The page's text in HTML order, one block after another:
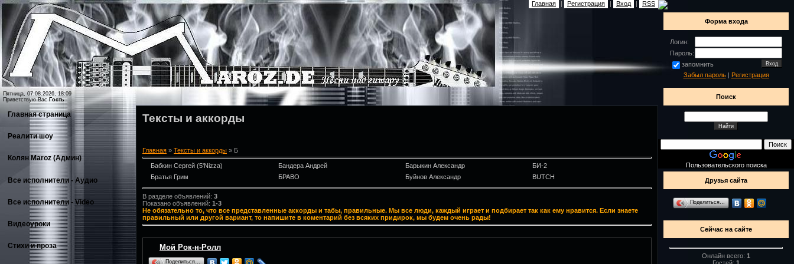
Главная | Регистрация | Вход | RSS
Пятница, 07.08.2026, 18:09
Приветствую Вас Гость
Главная страница
Реалити шоу
Колян Maroz (Админ)
Все исполнители - Аудио
Все исполнители - Video
Видеоуроки
Стихи и проза
Тексты и аккорды
Главная » Тексты и аккорды » Б
Бабкин Сергей (5'Nizza) Бандера Андрей Барыкин Александр
БИ-2
Братья Грим
БРАВО Буйнов Александр BUTCH
В разделе объявлений: 3
Показано объявлений: 1-3
Не обязательно то, что все представленные аккорды и табы, правильные. Мы все люди, каждый играет и подбирает так как ему нравится. Если знаете
правильный или другой вариант, то напишите в коментарий без всяких придирок, мы будем очень рады!
Мой Рок-н-Ролл
Поделиться…
Форма входа
Логин:
Пароль:
запомнить
Забыл пароль| Регистрация
Поиск
Пользовательского поиска
Друзья сайта
Поделиться…
Сейчас на сайте
Онлайн всего: 1